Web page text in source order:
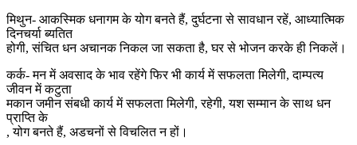
मिथुन- आकस्मिक धनागम के योग बनते हैं, दुर्घटना से सावधान रहें, आध्यात्मिक
दिनचर्या ब्यतित
होगी, संचित धन अचानक निकल जा सकता है, घर से भोजन करके ही निकलें।
कर्क- मन में अवसाद के भाव रहेंगे फिर भी कार्य में सफलता मिलेगी, दाम्पत्य
जीवन में कटुता
मकान जमीन संबधी कार्य में सफलता मिलेगी, रहेगी, यश सम्मान के साथ धन
प्राप्ति के
, योग बनते हैं, अडचनों से विचलित न हों।